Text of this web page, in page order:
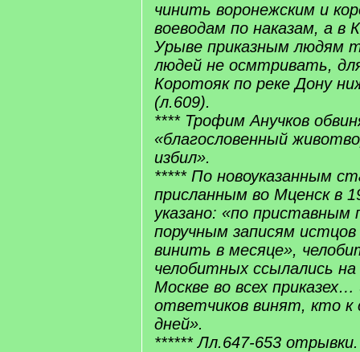
чинить воронежским и
воеводам по наказам, а в
Урыве приказным людям
людей не осмтривать,
Коротояк по реке Дону
(л.609).
**** Трофим Анучков
«благословенный
избил».
***** По новоуказанным
присланным во Мценск в
указано: «по
поручным записям
винить в месяце»,
челобитных ссылались
Москве во всех
ответчиков винят, кто к
дней».
****** Лл.647-653